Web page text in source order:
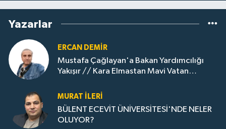
Yazarlar
ERCAN DEMIR
Mustafa Çağlayan'a Bakan Yardımcılığı
Yakışır // ​Kara Elmastan Mavi Vatan
MURAT İLERI
BÜLENT ECEVİT ÜNİVERSİTESİ'NDE NELER
OLUYOR?